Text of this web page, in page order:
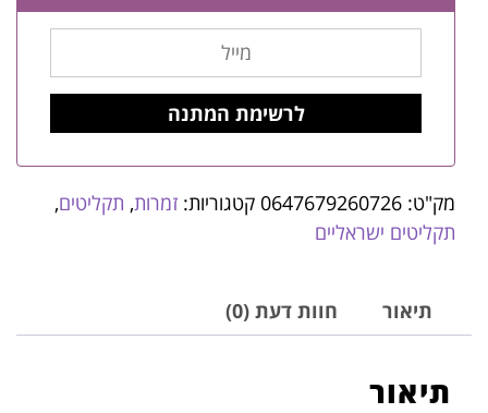
מק"ט: 0647679260726 קטגוריות: זמרות, תקליטים,
תקליטים ישראליים
תיאור חוות דעת (0)
תיאור